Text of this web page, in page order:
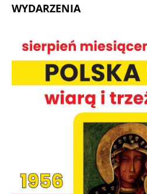
WYDARZENIA